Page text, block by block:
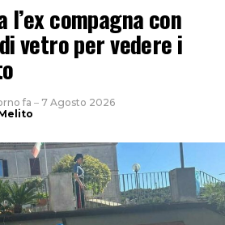
l’ex compagna con
vetro per vedere i
fa – 7 Agosto 2026